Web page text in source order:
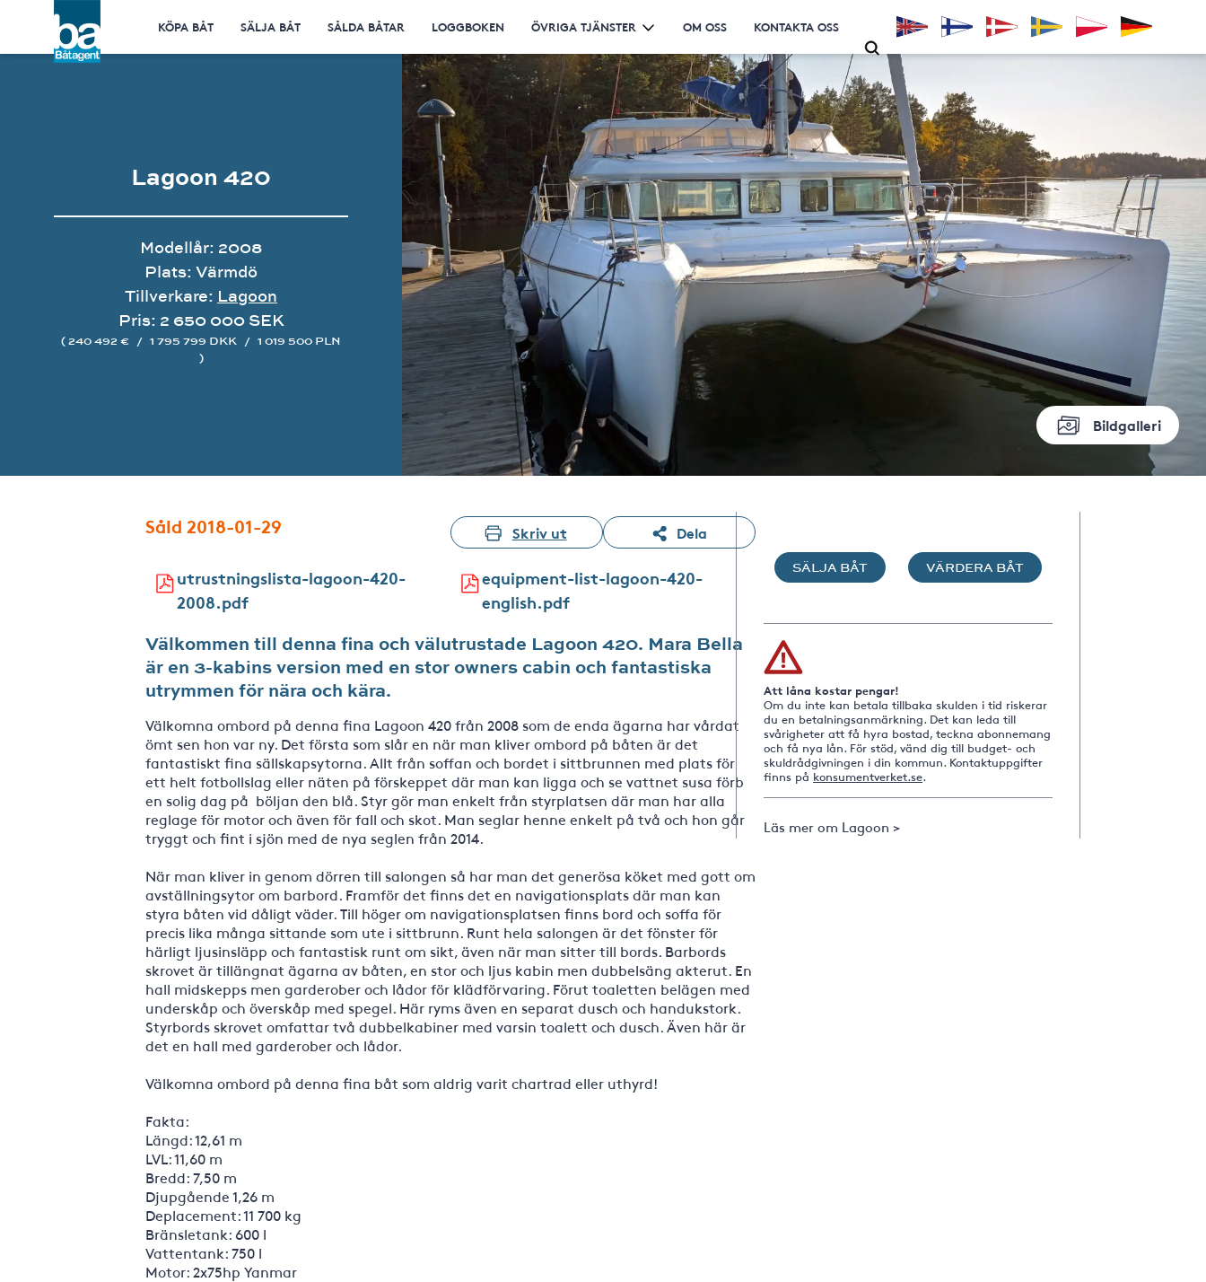
KÖPA BÅT SÄLJA BÅT SÅLDA BÅTAR LOGGBOKEN ÖVRIGA TJÄNSTER OM OSS KONTAKTA OSS
Bildgalleri
Lagoon 420
Modellår: 2008
Plats: Värmdö
Tillverkare: Lagoon
Pris: 2 650 000 SEK
( 240 492 € / 1 795 799 DKK / 1 019 500 PLN
)
Såld 2018-01-29 Skriv ut Dela
utrustningslista-lagoon-420-
2008.pdf
equipment-list-lagoon-420-
english.pdf
Välkommen till denna fina och välutrustade Lagoon 420. Mara Bella
är en 3-kabins version med en stor owners cabin och fantastiska
utrymmen för nära och kära.
Välkomna ombord på denna fina Lagoon 420 från 2008 som de enda ägarna har vårdat
ömt sen hon var ny. Det första som slår en när man kliver ombord på båten är det
fantastiskt fina sällskapsytorna. Allt från soffan och bordet i sittbrunnen med plats för
ett helt fotbollslag eller näten på förskeppet där man kan ligga och se vattnet susa förbi
en solig dag på böljan den blå. Styr gör man enkelt från styrplatsen där man har alla
reglage för motor och även för fall och skot. Man seglar henne enkelt på två och hon går
tryggt och fint i sjön med de nya seglen från 2014.
När man kliver in genom dörren till salongen så har man det generösa köket med gott om
avställningsytor om barbord. Framför det finns det en navigationsplats där man kan
styra båten vid dåligt väder. Till höger om navigationsplatsen finns bord och soffa för
precis lika många sittande som ute i sittbrunn. Runt hela salongen är det fönster för
härligt ljusinsläpp och fantastisk runt om sikt, även när man sitter till bords. Barbords
skrovet är tillängnat ägarna av båten, en stor och ljus kabin men dubbelsäng akterut. En
hall midskepps men garderober och lådor för klädförvaring. Förut toaletten belägen med
underskåp och överskåp med spegel. Här ryms även en separat dusch och handukstork.
Styrbords skrovet omfattar två dubbelkabiner med varsin toalett och dusch. Även här är
det en hall med garderober och lådor.
Välkomna ombord på denna fina båt som aldrig varit chartrad eller uthyrd!
Fakta:
Längd: 12,61 m
LVL: 11,60 m
Bredd: 7,50 m
Djupgående 1,26 m
Deplacement: 11 700 kg
Bränsletank: 600 l
Vattentank: 750 l
Motor: 2x75hp Yanmar
SÄLJA BÅT VÄRDERA BÅT
Att låna kostar pengar!
Om du inte kan betala tillbaka skulden i tid riskerar
du en betalningsanmärkning. Det kan leda till
svårigheter att få hyra bostad, teckna abonnemang
och få nya lån. För stöd, vänd dig till budget- och
skuldrådgivningen i din kommun. Kontaktuppgifter
finns på konsumentverket.se.
Läs mer om Lagoon >